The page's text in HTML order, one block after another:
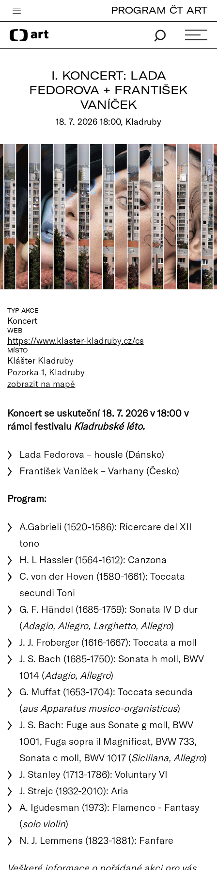
Česká televize
Zpravodajství
iVysílání
edu
Vše o ČT
PROGRAM ČT ART
I. KONCERT: LADA
FEDOROVA + FRANTIŠEK
VANÍČEK
18. 7. 2026 18:00, Kladruby
TYP AKCE
Koncert
WEB
https://www.klaster-kladruby.cz/cs
MÍSTO
Klášter Kladruby
Pozorka 1, Kladruby
zobrazit na mapě
Koncert se uskuteční 18. 7. 2026 v 18:00 v
rámci festivalu Kladrubské léto.
Lada Fedorova – housle (Dánsko)
František Vaníček – Varhany (Česko)
Program:
A.Gabrieli (1520-1586): Ricercare del XII
tono
H. L Hassler (1564-1612): Canzona
C. von der Hoven (1580-1661): Toccata
secundi Toni
G. F. Händel (1685-1759): Sonata IV D dur
(Adagio, Allegro, Larghetto, Allegro)
J. J. Froberger (1616-1667): Toccata a moll
J. S. Bach (1685-1750): Sonata h moll, BWV
1014 (Adagio, Allegro)
G. Muffat (1653-1704): Toccata secunda
(aus Apparatus musico-organisticus)
J. S. Bach: Fuge aus Sonate g moll, BWV
1001, Fuga sopra il Magnificat, BVW 733,
Sonata c moll, BWV 1017 (Siciliana, Allegro)
J. Stanley (1713-1786): Voluntary VI
J. Strejc (1932-2010): Aria
A. Igudesman (1973): Flamenco - Fantasy
(solo violin)
N. J. Lemmens (1823-1881): Fanfare
Veškeré informace o pořádané akci pro vás